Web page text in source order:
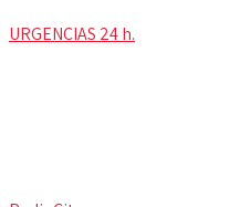
URGENCIAS 24 h.